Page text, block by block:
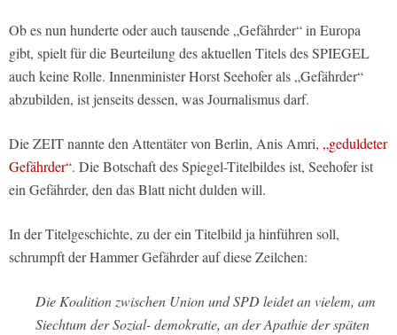
Ob es nun hunderte oder auch tausende „Gefährder“ in Europa
gibt, spielt für die Beurteilung des aktuellen Titels des SPIEGEL
auch keine Rolle. Innenminister Horst Seehofer als „Gefährder“
abzubilden, ist jenseits dessen, was Journalismus darf.
Die ZEIT nannte den Attentäter von Berlin, Anis Amri, „geduldeter
Gefährder“. Die Botschaft des Spiegel-Titelbildes ist, Seehofer ist
ein Gefährder, den das Blatt nicht dulden will.
In der Titelgeschichte, zu der ein Titelbild ja hinführen soll,
schrumpft der Hammer Gefährder auf diese Zeilchen:
Die Koalition zwischen Union und SPD leidet an vielem, am
Siechtum der Sozial- demokratie, an der Apathie der späten